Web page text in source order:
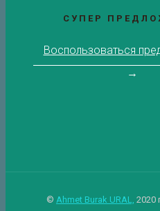
СУПЕР
Воспользоваться
→
© Ahmet Burak URAL, 2020